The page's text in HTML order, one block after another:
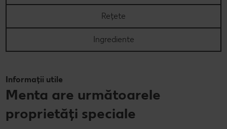
Rețete
Ingrediente
Informații utile
Menta are următoarele
proprietăți speciale